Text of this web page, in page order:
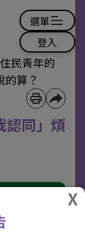
登入
選單
民青年的
的算？
認同」煩